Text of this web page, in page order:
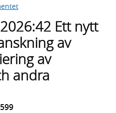
Ett nytt
av
av
andra